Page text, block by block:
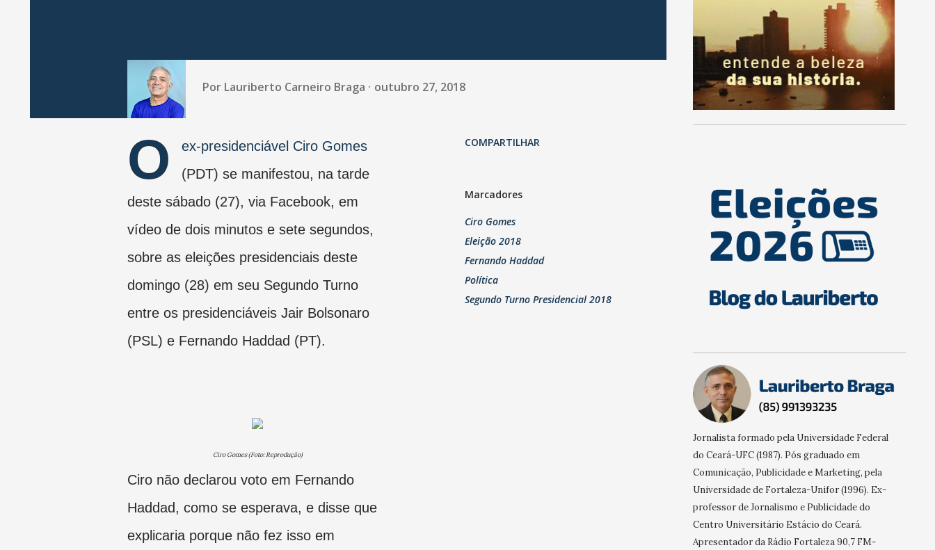
Por Lauriberto Carneiro Braga outubro 27, 2018
O
ex-presidenciável Ciro Gomes
(PDT) se manifestou, na tarde
deste sábado (27), via Facebook, em
vídeo de dois minutos e sete segundos,
sobre as eleições presidenciais deste
domingo (28) em seu Segundo Turno
entre os presidenciáveis Jair Bolsonaro
(PSL) e Fernando Haddad (PT).
Ciro Gomes (Foto: Reprodução)
Ciro não declarou voto em Fernando
Haddad, como se esperava, e disse que
explicaria porque não fez isso em
COMPARTILHAR
Marcadores
Ciro Gomes
Eleição 2018
Fernando Haddad
Política
Segundo Turno Presidencial 2018
Jornalista formado pela Universidade Federal
do Ceará-UFC (1987). Pós graduado em
Comunicação, Publicidade e Marketing, pela
Universidade de Fortaleza-Unifor (1996). Ex-
professor de Jornalismo e Publicidade do
Centro Universitário Estácio do Ceará.
Apresentador da Rádio Fortaleza 90,7 FM-